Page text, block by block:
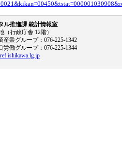
ル推進課 統計情報室
行政庁舎 12階）
業グループ：076-225-1342
働グループ：076-225-1344